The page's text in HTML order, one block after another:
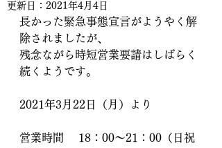
更新日： 2021年4月4日
長かった緊急事態宣言がようやく解
除されましたが、
残念ながら時短営業要請はしばらく
続くようです。
2021年3月22日（月）より
営業時間 　18：00～21：00（日祝